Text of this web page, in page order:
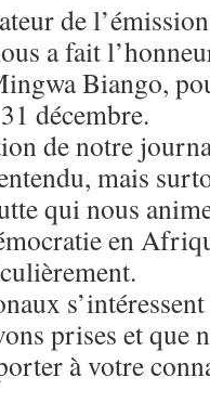
de
a fait
Biango,
décembre.
de notre
mais
qui nous
en
prises et que
à votre